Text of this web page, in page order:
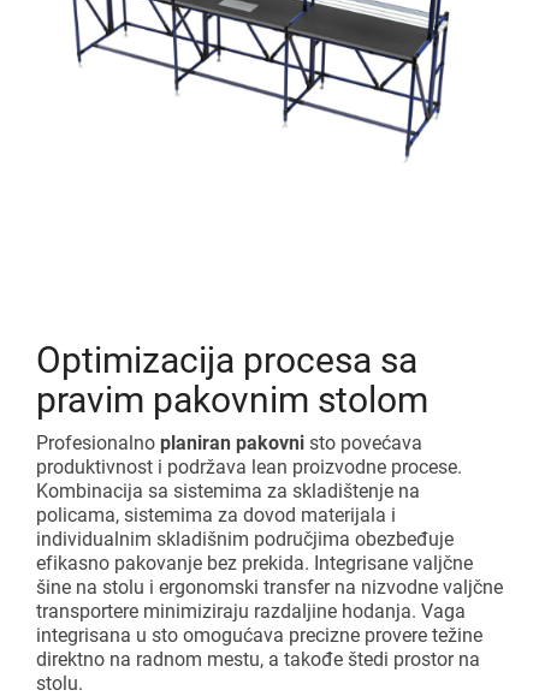
Optimizacija procesa sa
pravim pakovnim stolom
Profesionalno planiran pakovni sto povećava
produktivnost i podržava lean proizvodne procese.
Kombinacija sa sistemima za skladištenje na
policama, sistemima za dovod materijala i
individualnim skladišnim područjima obezbeđuje
efikasno pakovanje bez prekida. Integrisane valjčne
šine na stolu i ergonomski transfer na nizvodne valjčne
transportere minimiziraju razdaljine hodanja. Vaga
integrisana u sto omogućava precizne provere težine
direktno na radnom mestu, a takođe štedi prostor na
stolu.